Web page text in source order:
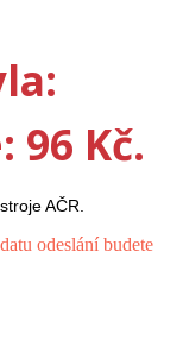
Kč.
AČR.
odeslání budete